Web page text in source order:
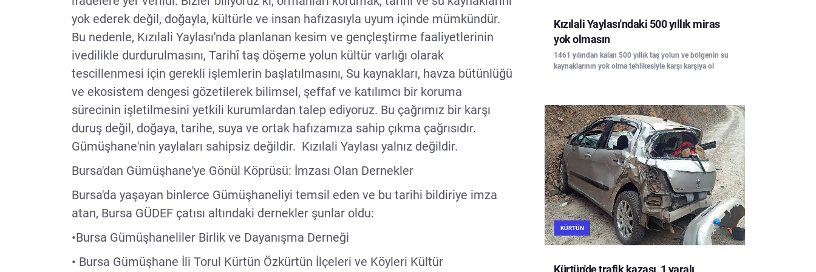
yok ederek değil, doğayla, kültürle ve insan hafızasıyla uyum içinde mümkündür.
Bu nedenle, Kızılali Yaylası'nda planlanan kesim ve gençleştirme faaliyetlerinin
ivedilikle durdurulmasını, Tarihî taş döşeme yolun kültür varlığı olarak
tescillenmesi için gerekli işlemlerin başlatılmasını, Su kaynakları, havza bütünlüğü
ve ekosistem dengesi gözetilerek bilimsel, şeffaf ve katılımcı bir koruma
sürecinin işletilmesini yetkili kurumlardan talep ediyoruz. Bu çağrımız bir karşı
duruş değil, doğaya, tarihe, suya ve ortak hafızamıza sahip çıkma çağrısıdır.
Gümüşhane'nin yaylaları sahipsiz değildir. Kızılali Yaylası yalnız değildir.
Bursa'dan Gümüşhane'ye Gönül Köprüsü: İmzası Olan Dernekler
Bursa'da yaşayan binlerce Gümüşhaneliyi temsil eden ve bu tarihi bildiriye imza
atan, Bursa GÜDEF çatısı altındaki dernekler şunlar oldu:
•Bursa Gümüşhaneliler Birlik ve Dayanışma Derneği
• Bursa Gümüşhane İli Torul Kürtün Özkürtün İlçeleri ve Köyleri Kültür
Kızılali Yaylası'ndaki 500 yıllık miras
yok olmasın
1461 yılından kalan 500 yıllık taş yolun ve bölgenin su
kaynaklarının yok olma tehlikesiyle karşı karşıya ol
KÜRTÜN
Kürtün'de trafik kazası, 1 yaralı